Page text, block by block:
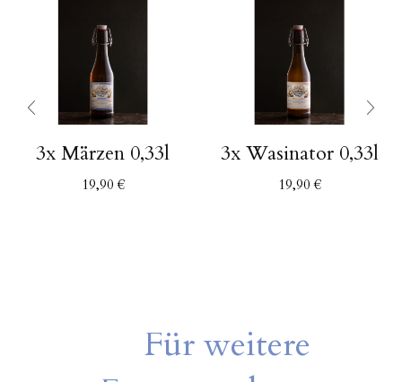
3x Märzen 0,33l
19,90€
3x Wasinator 0,33l
19,90€
Für weitere